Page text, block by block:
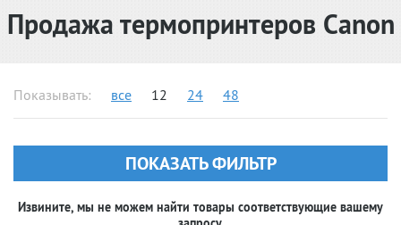
Продажа термопринтеров Canon
Показывать: все 12 24 48
ПОКАЗАТЬ ФИЛЬТР
Извините, мы не можем найти товары соответствующие вашему